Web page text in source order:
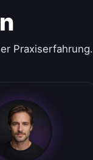
Praxiserfahrung.